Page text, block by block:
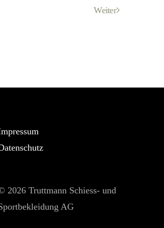
Weiter
2026 Truttmann Schiess- und
AG